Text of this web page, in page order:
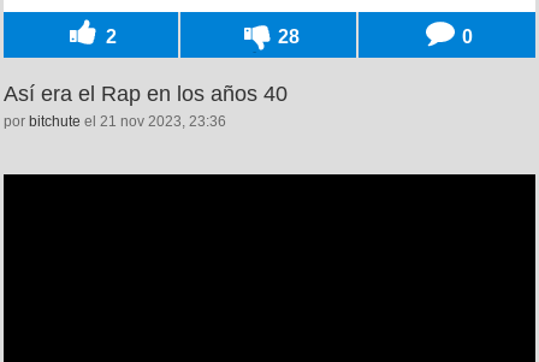
2 28 0
Así era el Rap en los años 40
por bitchute el 21 nov 2023, 23:36